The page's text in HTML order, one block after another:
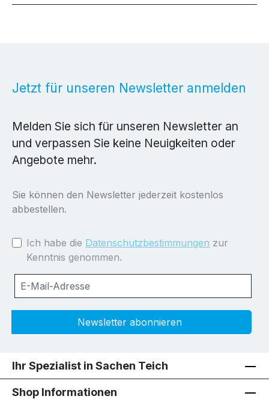
Jetzt für unseren Newsletter anmelden
Melden Sie sich für unseren Newsletter an
und verpassen Sie keine Neuigkeiten oder
Angebote mehr.
Sie können den Newsletter jederzeit kostenlos
abbestellen.
Ich habe die Datenschutzbestimmungen zur
Kenntnis genommen.
Newsletter abonnieren
Ihr Spezialist in Sachen Teich
Shop Informationen